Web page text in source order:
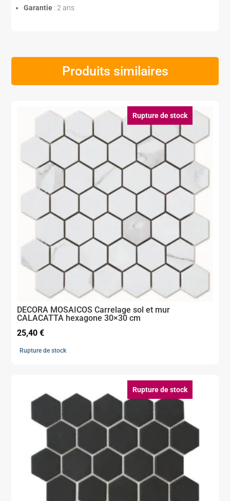
Garantie : 2 ans
Produits similaires
Rupture de stock
DECORA MOSAICOS Carrelage sol et mur
CALACATTA hexagone 30×30 cm
25,40€
Rupture de stock
Rupture de stock